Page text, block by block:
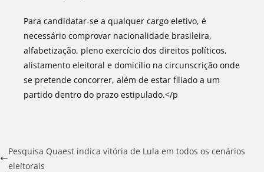
Para candidatar-se a qualquer cargo eletivo, é
necessário comprovar nacionalidade brasileira,
alfabetização, pleno exercício dos direitos políticos,
alistamento eleitoral e domicílio na circunscrição onde
se pretende concorrer, além de estar filiado a um
partido dentro do prazo estipulado.</p
Pesquisa Quaest indica vitória de Lula em todos os cenários
eleitorais